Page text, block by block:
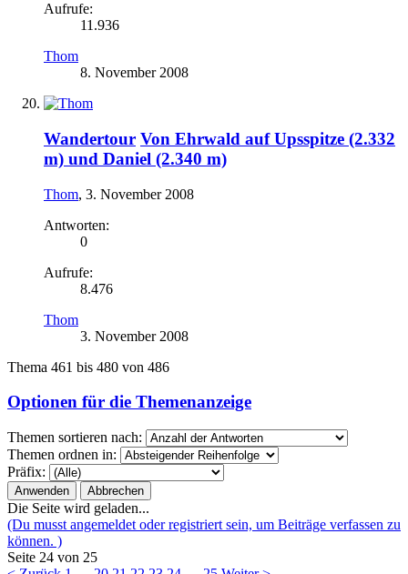
Aufrufe:
11.936
Thom
8. November 2008
Wandertour Von Ehrwald auf Upsspitze (2.332
m) und Daniel (2.340 m)
Thom, 3. November 2008
Antworten:
0
Aufrufe:
8.476
Thom
3. November 2008
Thema 461 bis 480 von 486
Optionen für die Themenanzeige
Themen sortieren nach:
Themen ordnen in:
Präfix:
Die Seite wird geladen...
(Du musst angemeldet oder registriert sein, um Beiträge verfassen zu
können. )
Seite 24 von 25